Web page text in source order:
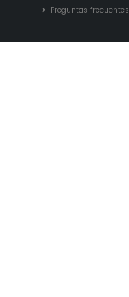
Preguntas frecuentes